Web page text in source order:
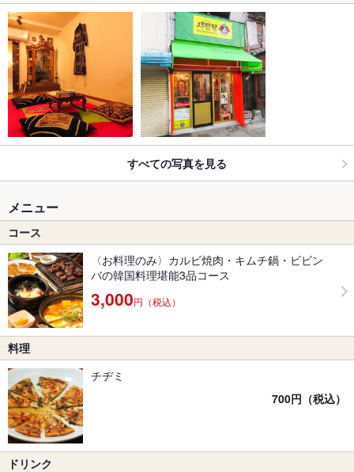
すべての写真を見る
メニュー
コース
〈お料理のみ〉カルビ焼肉・キムチ鍋・ビビン
バの韓国料理堪能3品コース
3,000円（税込）
料理
チヂミ
700円（税込）
ドリンク